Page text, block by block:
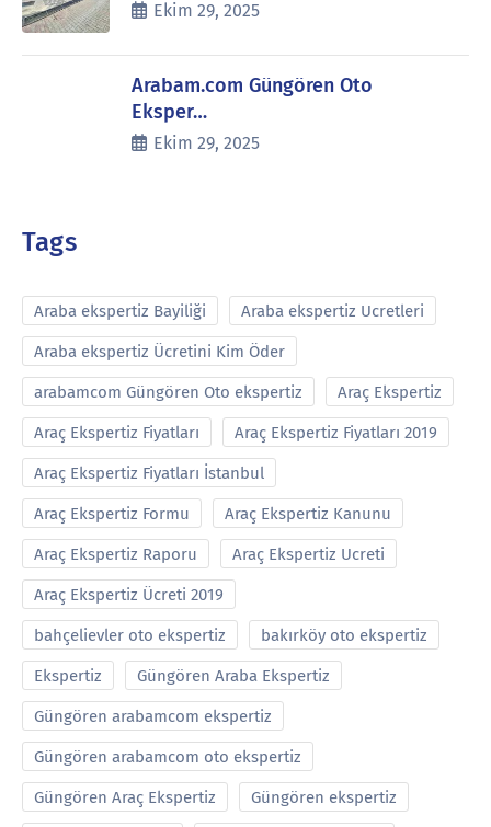
Ekim 29, 2025
Arabam.com Güngören Oto
Eksper…
Ekim 29, 2025
Tags
Araba ekspertiz Bayiliği Araba ekspertiz Ucretleri
Araba ekspertiz Ücretini Kim Öder
arabamcom Güngören Oto ekspertiz Araç Ekspertiz
Araç Ekspertiz Fiyatları Araç Ekspertiz Fiyatları 2019
Araç Ekspertiz Fiyatları İstanbul
Araç Ekspertiz Formu Araç Ekspertiz Kanunu
Araç Ekspertiz Raporu Araç Ekspertiz Ucreti
Araç Ekspertiz Ücreti 2019
bahçelievler oto ekspertiz bakırköy oto ekspertiz
Ekspertiz Güngören Araba Ekspertiz
Güngören arabamcom ekspertiz
Güngören arabamcom oto ekspertiz
Güngören Araç Ekspertiz Güngören ekspertiz